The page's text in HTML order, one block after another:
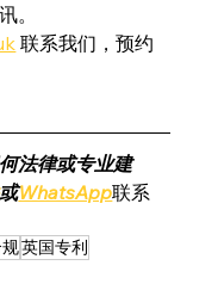
。
联系我们，预约
法律或专业建
或WhatsApp联系
英国专利